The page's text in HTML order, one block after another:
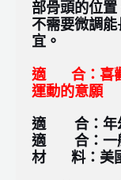
部骨頭的位置
不需要微調
宜。
適 合：喜歡
運動的意願
適 合：年幼
適 合：一
材 料：美國